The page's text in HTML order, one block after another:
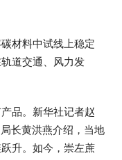
材料中试线上稳定
道交通、风力发
品。新华社记者赵
长黄洪燕介绍，当地
升。如今，崇左蔗